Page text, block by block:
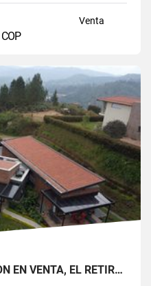
Venta
COP
[BV] CASA EN PARCELACIÓN EN VENTA, EL RETIRO, ANTIOQUIA, COLOMBIA